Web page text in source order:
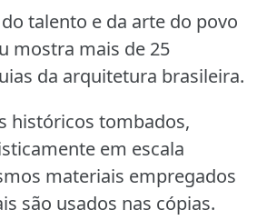
talento e da arte do povo
mostra mais de 25
da arquitetura brasileira.
históricos tombados,
em escala
materiais empregados
são usados nas cópias.